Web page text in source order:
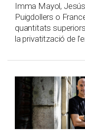
Imma Mayol,
Puigdollers o
quantitats
la privatització de